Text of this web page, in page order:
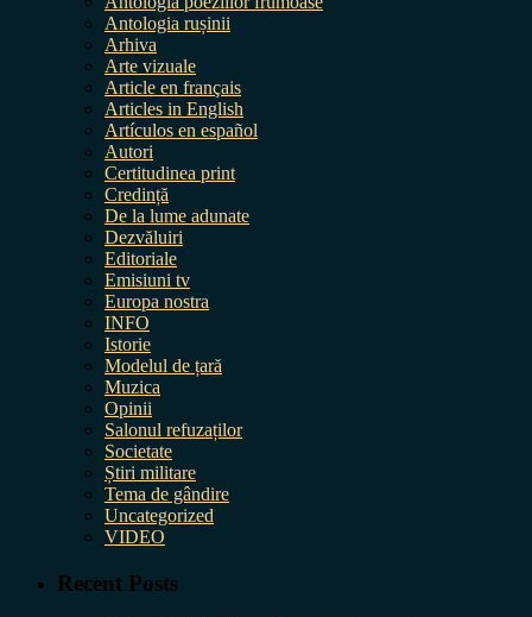
Antologia rușinii
Arhiva
Arte vizuale
Article en français
Articles in English
Artículos en español
Autori
Certitudinea print
Credință
De la lume adunate
Dezvăluiri
Editoriale
Emisiuni tv
Europa nostra
INFO
Istorie
Modelul de țară
Muzica
Opinii
Salonul refuzaților
Societate
Știri militare
Tema de gândire
Uncategorized
VIDEO
Recent Posts